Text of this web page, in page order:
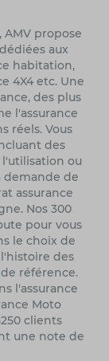
, AMV propose
aux
habitation,
4X4 etc. Une
des plus
l'assurance
réels. Vous
des
ou
demande de
assurance
Nos 300
pour vous
le choix de
des
référence.
l'assurance
Moto
clients
une note de